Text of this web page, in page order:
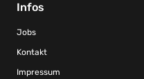
Infos
Jobs
Kontakt
Impressum